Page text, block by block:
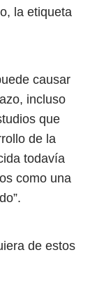
la etiqueta
causar
incluso
que
de la
todavía
como una
de estos